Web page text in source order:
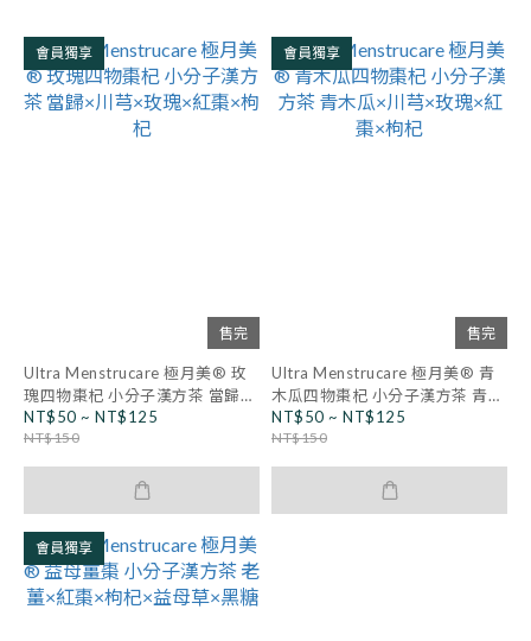
會員獨享
售完
Ultra Menstrucare 極月美® 玫
瑰四物棗杞 小分子漢方茶 當歸×
川芎×玫瑰×紅棗×枸杞
NT$50 ~ NT$125
NT$150
會員獨享
售完
Ultra Menstrucare 極月美® 青
木瓜四物棗杞 小分子漢方茶 青木
瓜×川芎×玫瑰×紅棗×枸杞
NT$50 ~ NT$125
NT$150
會員獨享